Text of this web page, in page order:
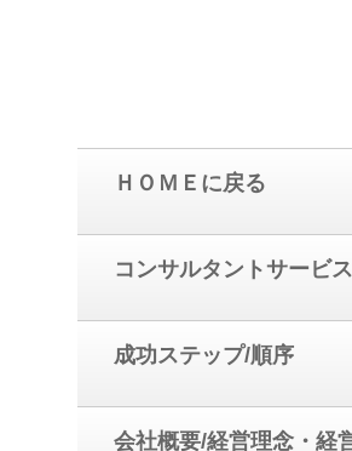
ＨＯＭＥに戻る
コンサルタントサービ
成功ステップ/順序
会社概要/経営理念・経